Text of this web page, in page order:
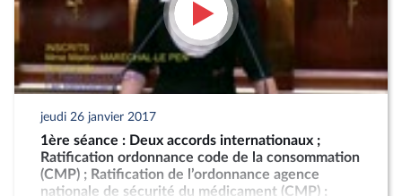
jeudi 26 janvier 2017
1ère séance : Deux accords internationaux ;
Ratification ordonnance code de la consommation
(CMP) ; Ratification de l’ordonnance agence
nationale de sécurité du médicament (CMP) ;